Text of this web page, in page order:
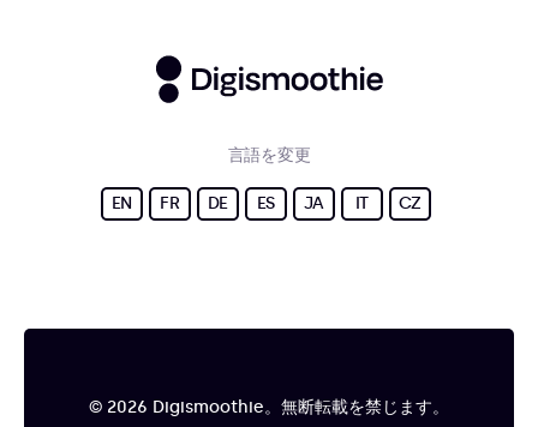
言語を変更
EN FR DE ES JA IT CZ
© 2026 Digismoothie。無断転載を禁じます。